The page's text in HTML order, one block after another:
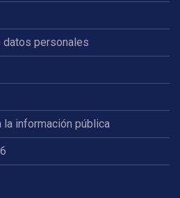
personales
la información pública